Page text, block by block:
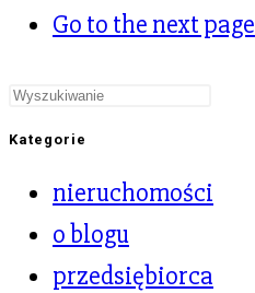
Go to the next page
Kategorie
nieruchomości
o blogu
przedsiębiorca